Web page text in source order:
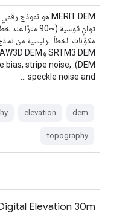
ثوانٍ قوسية
bias, stripe noise,
speckle noise and …
dem
elevation
topography
Elevation 30m